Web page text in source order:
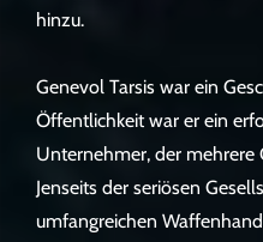
hinzu.
Genevol Tarsis war ein
Öffentlichkeit war er ein
Unternehmer, der
Jenseits der seriösen
umfangreichen